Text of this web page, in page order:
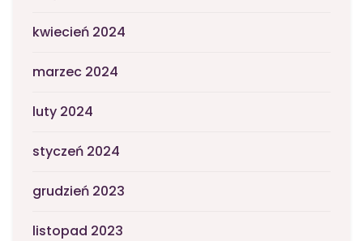
kwiecień 2024
marzec 2024
luty 2024
styczeń 2024
grudzień 2023
listopad 2023